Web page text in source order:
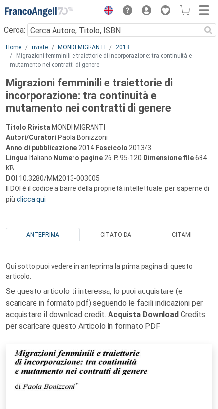
Menu
Cerca:
Main content
Home riviste MONDI MIGRANTI
2013
Migrazioni femminili e traiettorie di incorporazione: tra continuità e
mutamento nei contratti di genere
Migrazioni femminili e traiettorie di
incorporazione: tra continuità e
mutamento nei contratti di genere
Titolo Rivista MONDI MIGRANTI
Autori/Curatori Paola Bonizzoni
Anno di pubblicazione 2014 Fascicolo 2013/3
Lingua Italiano Numero pagine 26 P. 95-120 Dimensione file684
KB
DOI 10.3280/MM2013-003005
Il DOI è il codice a barre della proprietà intellettuale: per saperne di
più clicca qui
ANTEPRIMA CITATO DA CITAMI
Qui sotto puoi vedere in anteprima la prima pagina di questo
articolo.
Se questo articolo ti interessa, lo puoi acquistare (e
scaricare in formato pdf) seguendo le facili indicazioni per
acquistare il download credit. Acquista Download Credits
per scaricare questo Articolo in formato PDF